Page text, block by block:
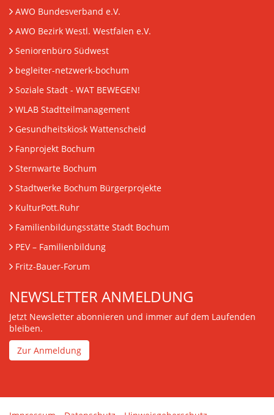
AWO Bundesverband e.V.
AWO Bezirk Westl. Westfalen e.V.
Seniorenbüro Südwest
begleiter-netzwerk-bochum
Soziale Stadt - WAT BEWEGEN!
WLAB Stadtteilmanagement
Gesundheitskiosk Wattenscheid
Fanprojekt Bochum
Sternwarte Bochum
Stadtwerke Bochum Bürgerprojekte
KulturPott.Ruhr
Familienbildungsstätte Stadt Bochum
PEV– Familienbildung
Fritz-Bauer-Forum
NEWSLETTER ANMELDUNG
Jetzt Newsletter abonnieren und immer auf dem Laufenden
bleiben.
Zur Anmeldung